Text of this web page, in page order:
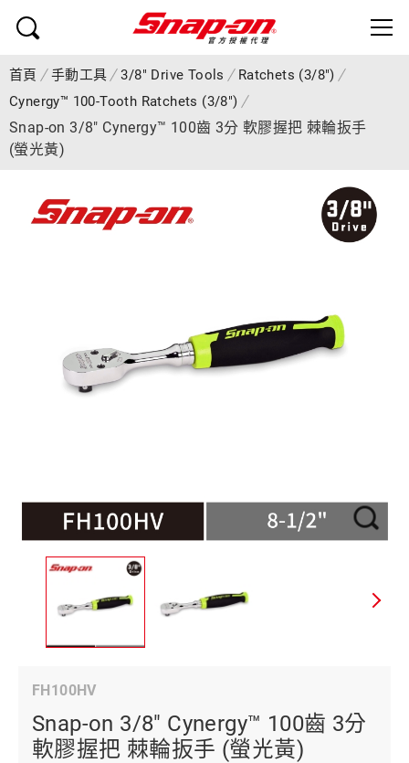
首頁 手動工具 3/8" Drive Tools
Ratchets (3/8")
Cynergy™ 100-Tooth Ratchets (3/8")
Snap-on 3/8" Cynergy™ 100齒 3分 軟膠握把 棘輪扳手
(螢光黃)
FH100HV
Snap-on 3/8" Cynergy™ 100齒 3分
軟膠握把 棘輪扳手 (螢光黃)